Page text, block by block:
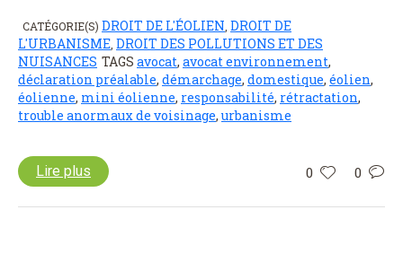
CATÉGORIE(S) DROIT DE L'ÉOLIEN DROIT DE
L'URBANISME DROIT DES POLLUTIONS ET DES
NUISANCES TAGS avocat, avocat environnement,
déclaration préalable, démarchage, domestique, éolien,
éolienne, mini éolienne, responsabilité, rétractation,
trouble anormaux de voisinage,urbanisme
0 0
Lire plus